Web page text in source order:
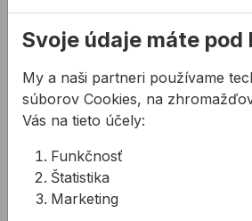
pri zameriavaní priečok
konštrukcie potrubia -
potrubia v stavebnom výkope
Súvisiace články
Svoje údaje máte pod
My a naši partneri používame
súborov Cookies, na
Vás na tieto účely:
Funkčnosť
Štatistika
Marketing